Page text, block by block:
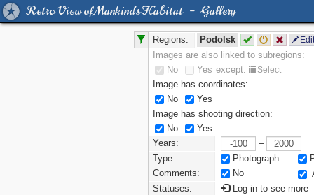
Retro View of Mankind's Habitat – Gallery
Regions: Podolsk Edit
Images are also linked to subregions:
No
Yes except: Select
Image has coordinates:
No
Yes
Image has shooting direction:
No
Yes
Years:
–
Type:
Photograph
Comments:
No
Statuses:
Log in to see more